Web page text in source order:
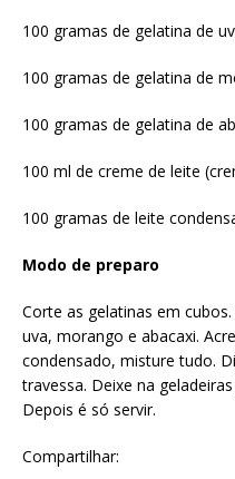
100 gramas de gelatina de
100 gramas de gelatina de
100 gramas de gelatina de
100 ml de creme de leite
100 gramas de leite
Modo de preparo
Corte as gelatinas em
uva, morango e abacaxi.
condensado, misture tudo.
travessa. Deixe na
Depois é só servir.
Compartilhar: